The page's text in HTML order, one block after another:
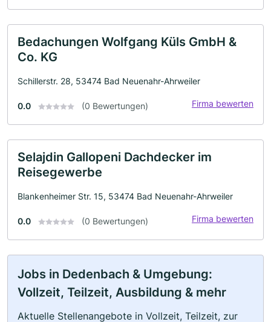
Bedachungen Wolfgang Küls GmbH &
Co. KG
Schillerstr. 28, 53474 Bad Neuenahr-Ahrweiler
0.0 (0 Bewertungen) Firma bewerten
Selajdin Gallopeni Dachdecker im
Reisegewerbe
Blankenheimer Str. 15, 53474 Bad Neuenahr-Ahrweiler
0.0 (0 Bewertungen) Firma bewerten
Jobs in Dedenbach & Umgebung:
Vollzeit, Teilzeit, Ausbildung & mehr
Aktuelle Stellenangebote in Vollzeit, Teilzeit, zur